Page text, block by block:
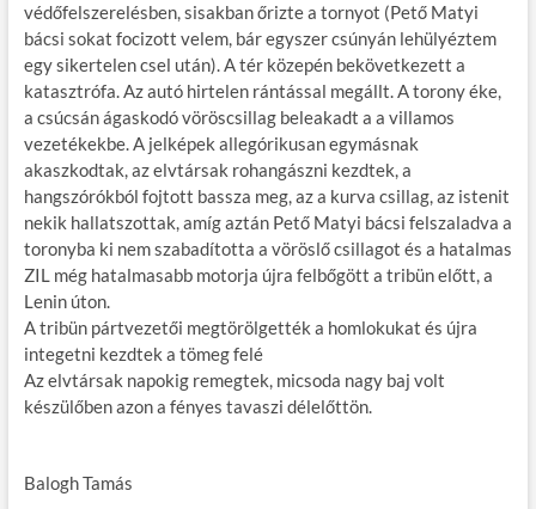
védőfelszerelésben, sisakban őrizte a tornyot (Pető Matyi
bácsi sokat focizott velem, bár egyszer csúnyán lehülyéztem
egy sikertelen csel után). A tér közepén bekövetkezett a
katasztrófa. Az autó hirtelen rántással megállt. A torony éke,
a csúcsán ágaskodó vöröscsillag beleakadt a a villamos
vezetékekbe. A jelképek allegórikusan egymásnak
akaszkodtak, az elvtársak rohangászni kezdtek, a
hangszórókból fojtott bassza meg, az a kurva csillag, az istenit
nekik hallatszottak, amíg aztán Pető Matyi bácsi felszaladva a
toronyba ki nem szabadította a vöröslő csillagot és a hatalmas
ZIL még hatalmasabb motorja újra felbőgött a tribün előtt, a
Lenin úton.
A tribün pártvezetői megtörölgették a homlokukat és újra
integetni kezdtek a tömeg felé
Az elvtársak napokig remegtek, micsoda nagy baj volt
készülőben azon a fényes tavaszi délelőttön.
Balogh Tamás